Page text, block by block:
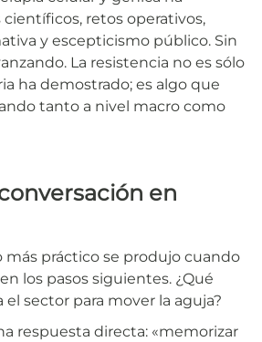
retos operativos,
y escepticismo público. Sin
La resistencia no es sólo
ha demostrado; es algo que
tanto a nivel macro como
en
práctico se produjo cuando
los pasos siguientes. ¿Qué
el sector para mover la aguja?
respuesta directa: «memorizar